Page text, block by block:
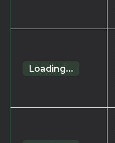
Loading...